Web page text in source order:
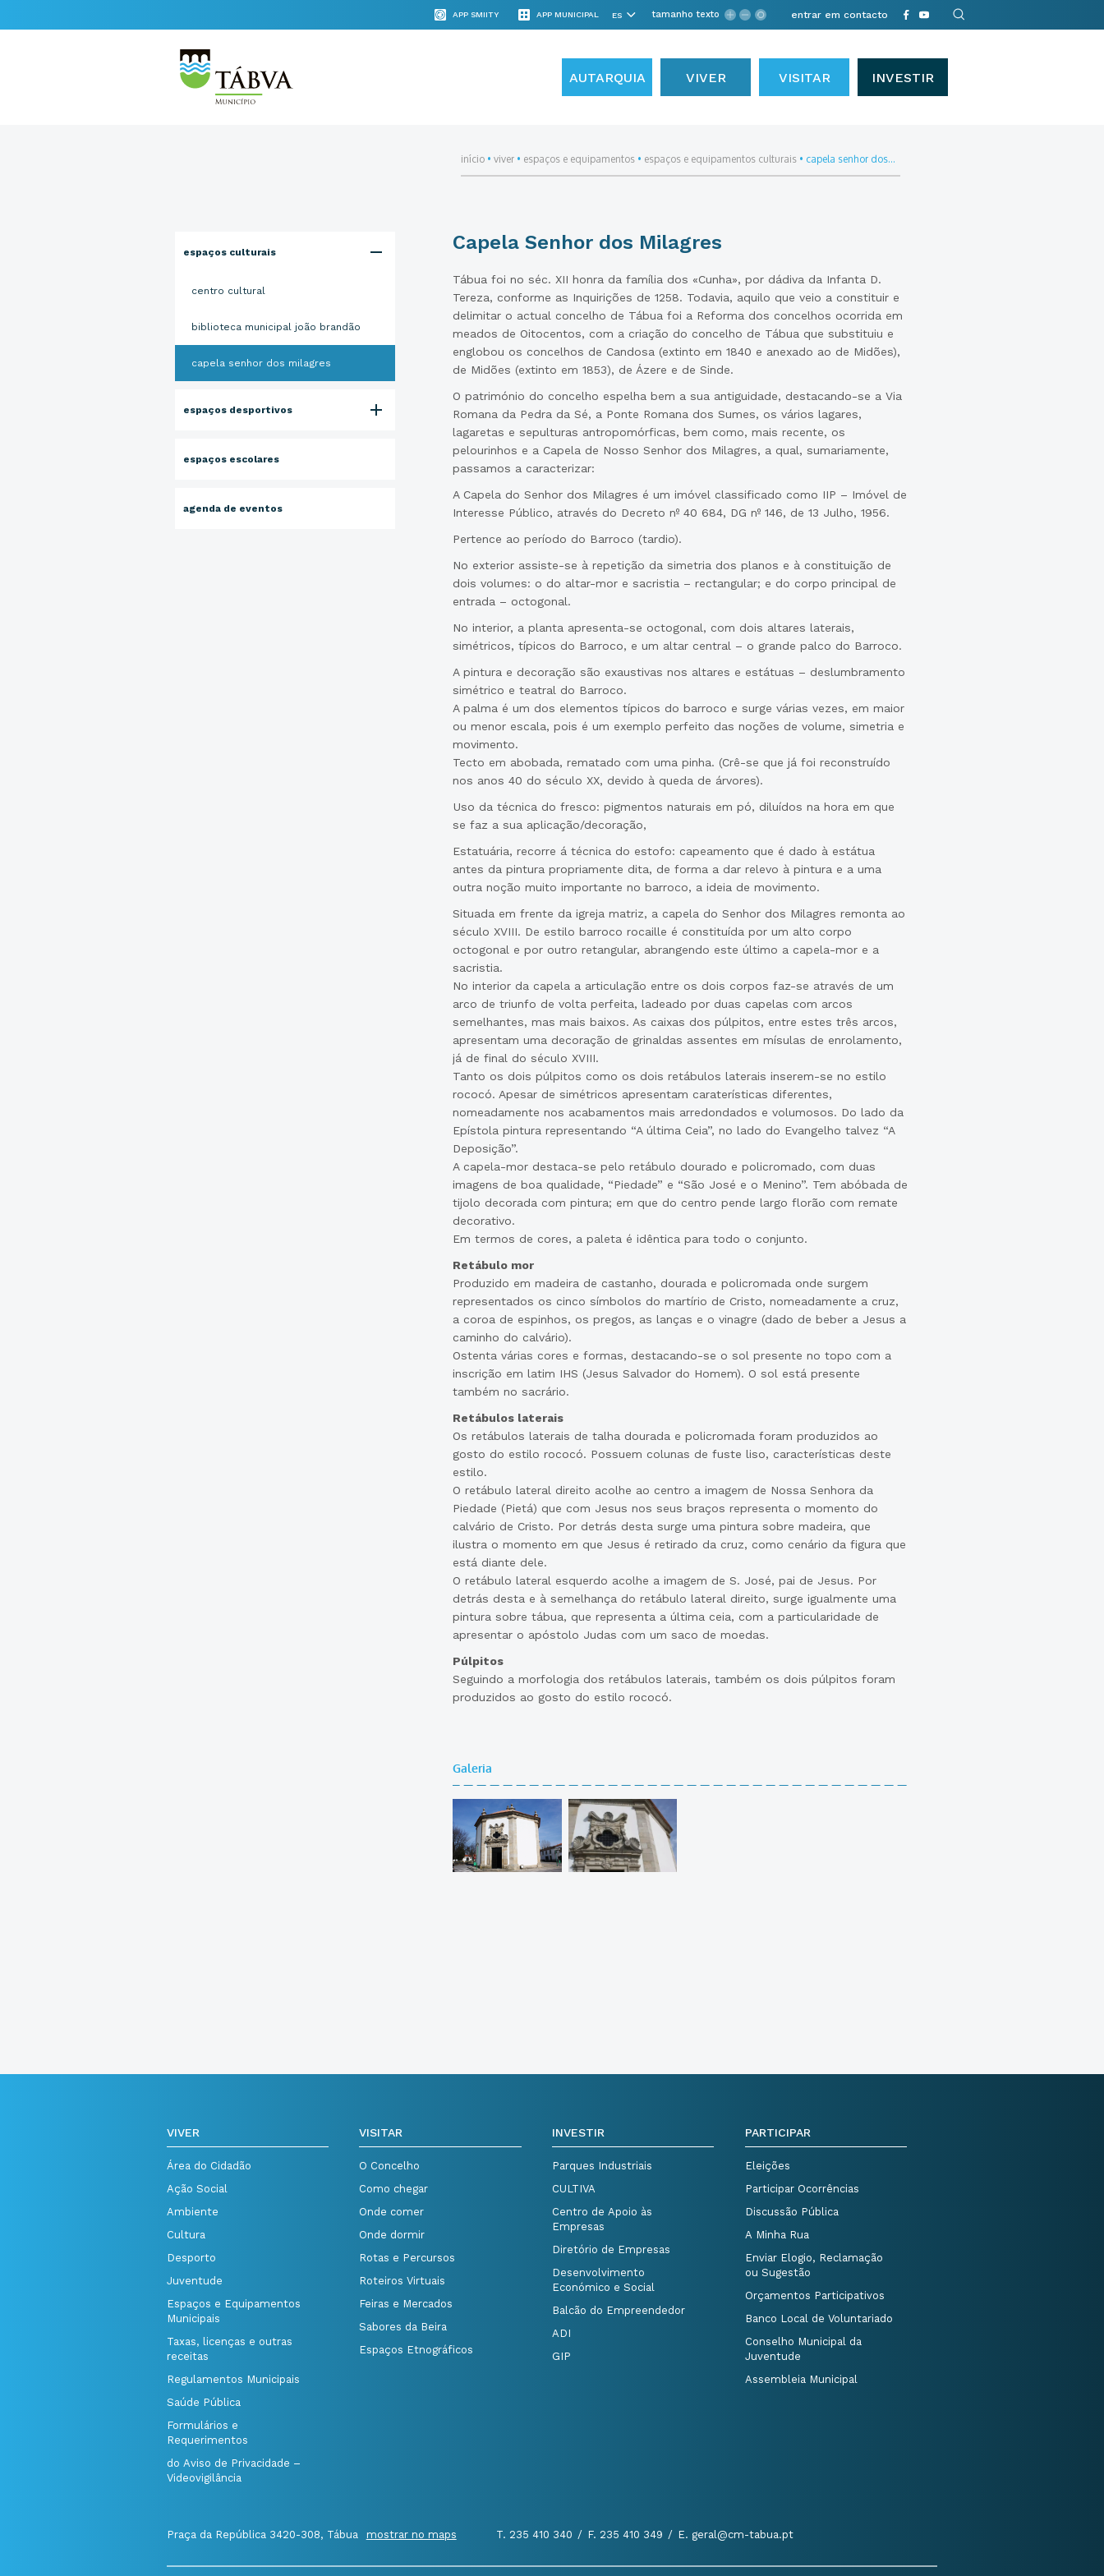
APP SMIITY APP MUNICIPAL tamanho texto entrar em contacto
AUTARQUIA VIVER VISITAR INVESTIR
espaços culturais
centro cultural
biblioteca municipal joão brandão
capela senhor dos milagres
espaços desportivos
espaços escolares
agenda de eventos
início•viver• espaços e equipamentos• espaços e equipamentos culturais• capela senhor dos...
Capela Senhor dos Milagres
Tábua foi no séc. XII honra da família dos «Cunha», por dádiva da Infanta D.
Tereza, conforme as Inquirições de 1258. Todavia, aquilo que veio a constituir e
delimitar o actual concelho de Tábua foi a Reforma dos concelhos ocorrida em
meados de Oitocentos, com a criação do concelho de Tábua que substituiu e
englobou os concelhos de Candosa (extinto em 1840 e anexado ao de Midões),
de Midões (extinto em 1853), de Ázere e de Sinde.
O património do concelho espelha bem a sua antiguidade, destacando-se a Via
Romana da Pedra da Sé, a Ponte Romana dos Sumes, os vários lagares,
lagaretas e sepulturas antropomórficas, bem como, mais recente, os
pelourinhos e a Capela de Nosso Senhor dos Milagres, a qual, sumariamente,
passamos a caracterizar:
A Capela do Senhor dos Milagres é um imóvel classificado como IIP – Imóvel de
Interesse Público, através do Decreto nº 40 684, DG nº 146, de 13 Julho, 1956.
Pertence ao período do Barroco (tardio).
No exterior assiste-se à repetição da simetria dos planos e à constituição de
dois volumes: o do altar-mor e sacristia – rectangular; e do corpo principal de
entrada – octogonal.
No interior, a planta apresenta-se octogonal, com dois altares laterais,
simétricos, típicos do Barroco, e um altar central – o grande palco do Barroco.
A pintura e decoração são exaustivas nos altares e estátuas – deslumbramento
simétrico e teatral do Barroco.
A palma é um dos elementos típicos do barroco e surge várias vezes, em maior
ou menor escala, pois é um exemplo perfeito das noções de volume, simetria e
movimento.
Tecto em abobada, rematado com uma pinha. (Crê-se que já foi reconstruído
nos anos 40 do século XX, devido à queda de árvores).
Uso da técnica do fresco: pigmentos naturais em pó, diluídos na hora em que
se faz a sua aplicação/decoração,
Estatuária, recorre á técnica do estofo: capeamento que é dado à estátua
antes da pintura propriamente dita, de forma a dar relevo à pintura e a uma
outra noção muito importante no barroco, a ideia de movimento.
Situada em frente da igreja matriz, a capela do Senhor dos Milagres remonta ao
século XVIII. De estilo barroco rocaille é constituída por um alto corpo
octogonal e por outro retangular, abrangendo este último a capela-mor e a
sacristia.
No interior da capela a articulação entre os dois corpos faz-se através de um
arco de triunfo de volta perfeita, ladeado por duas capelas com arcos
semelhantes, mas mais baixos. As caixas dos púlpitos, entre estes três arcos,
apresentam uma decoração de grinaldas assentes em mísulas de enrolamento,
já de final do século XVIII.
Tanto os dois púlpitos como os dois retábulos laterais inserem-se no estilo
rococó. Apesar de simétricos apresentam caraterísticas diferentes,
nomeadamente nos acabamentos mais arredondados e volumosos. Do lado da
Epístola pintura representando “A última Ceia”, no lado do Evangelho talvez “A
Deposição”.
A capela-mor destaca-se pelo retábulo dourado e policromado, com duas
imagens de boa qualidade, “Piedade” e “São José e o Menino”. Tem abóbada de
tijolo decorada com pintura; em que do centro pende largo florão com remate
decorativo.
Em termos de cores, a paleta é idêntica para todo o conjunto.
Retábulo mor
Produzido em madeira de castanho, dourada e policromada onde surgem
representados os cinco símbolos do martírio de Cristo, nomeadamente a cruz,
a coroa de espinhos, os pregos, as lanças e o vinagre (dado de beber a Jesus a
caminho do calvário).
Ostenta várias cores e formas, destacando-se o sol presente no topo com a
inscrição em latim IHS (Jesus Salvador do Homem). O sol está presente
também no sacrário.
Retábulos laterais
Os retábulos laterais de talha dourada e policromada foram produzidos ao
gosto do estilo rococó. Possuem colunas de fuste liso, características deste
estilo.
O retábulo lateral direito acolhe ao centro a imagem de Nossa Senhora da
Piedade (Pietá) que com Jesus nos seus braços representa o momento do
calvário de Cristo. Por detrás desta surge uma pintura sobre madeira, que
ilustra o momento em que Jesus é retirado da cruz, como cenário da figura que
está diante dele.
O retábulo lateral esquerdo acolhe a imagem de S. José, pai de Jesus. Por
detrás desta e à semelhança do retábulo lateral direito, surge igualmente uma
pintura sobre tábua, que representa a última ceia, com a particularidade de
apresentar o apóstolo Judas com um saco de moedas.
Púlpitos
Seguindo a morfologia dos retábulos laterais, também os dois púlpitos foram
produzidos ao gosto do estilo rococó.
Galeria
VIVER
Área do Cidadão
Ação Social
Ambiente
Cultura
Desporto
Juventude
Espaços e Equipamentos
Municipais
Taxas, licenças e outras
receitas
Regulamentos Municipais
Saúde Pública
Formulários e
Requerimentos
do Aviso de Privacidade –
Videovigilância
VISITAR
O Concelho
Como chegar
Onde comer
Onde dormir
Rotas e Percursos
Roteiros Virtuais
Feiras e Mercados
Sabores da Beira
Espaços Etnográficos
INVESTIR
Parques Industriais
CULTIVA
Centro de Apoio às
Empresas
Diretório de Empresas
Desenvolvimento
Económico e Social
Balcão do Empreendedor
ADI
GIP
PARTICIPAR
Eleições
Participar Ocorrências
Discussão Pública
A Minha Rua
Enviar Elogio, Reclamação
ou Sugestão
Orçamentos Participativos
Banco Local de Voluntariado
Conselho Municipal da
Juventude
Assembleia Municipal
Praça da República 3420-308, Tábua mostrar no maps T. 235 410 340 / F. 235 410 349 / E. geral@cm-tabua.pt